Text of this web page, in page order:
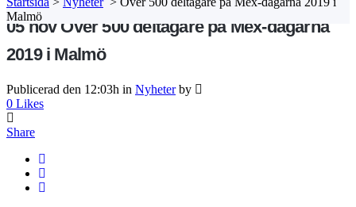
Malmö
05 novÖver 500 deltagare på Mex-dagarna
2019 i Malmö
Publicerad den 12:03h in Nyheter by
0 Likes
Share